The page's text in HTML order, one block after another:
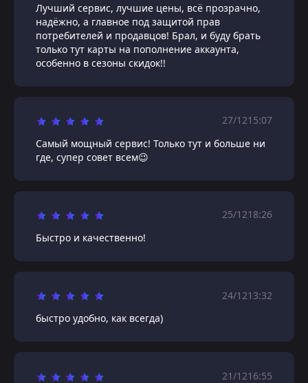
Лучший сервис, лучшие цены, всё прозрачно,
надёжно, а главное под защитой прав
потребителей и продавцов! Брал, и буду брать
только тут карты на пополнение аккаунта,
особенно в сезоны скидок!!
27/1215:07
Самый мощный сервис! Только тут и больше ни
где, супер совет всем😉
25/1218:26
Быстро и качественно!
24/1213:32
быстро удобно, как всегда)
21/1216:55